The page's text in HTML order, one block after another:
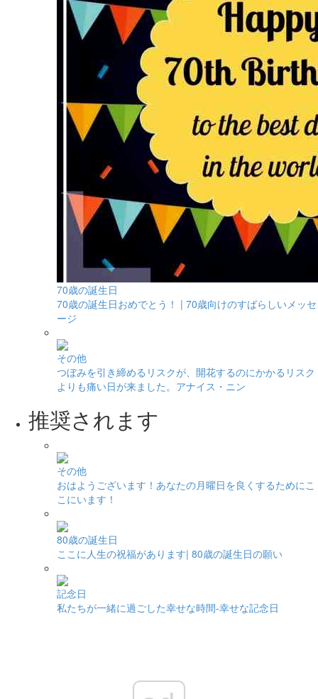
70歳の誕生日
70歳の誕生日おめでとう！ | 70歳向けのすばらしいメッセ
ージ
その他
つぼみを引き締めるリスクが、開花するのにかかるリスク
よりも痛い日が来ました。アナイス・ニン
推奨されます
その他
おはようございます！あなたの月曜日を良くするためにこ
こにいます！
80歳の誕生日
ここに人生の祝福があります| 80歳の誕生日の願い
記念日
私たちが一緒に過ごした幸せな時間-幸せな記念日